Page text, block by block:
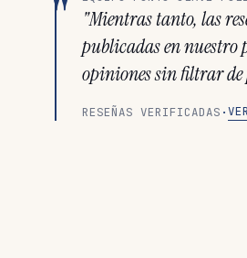
"Mientras tanto, las
publicadas en nuestro
opiniones sin filtrar de
RESEÑAS VERIFICADAS ·